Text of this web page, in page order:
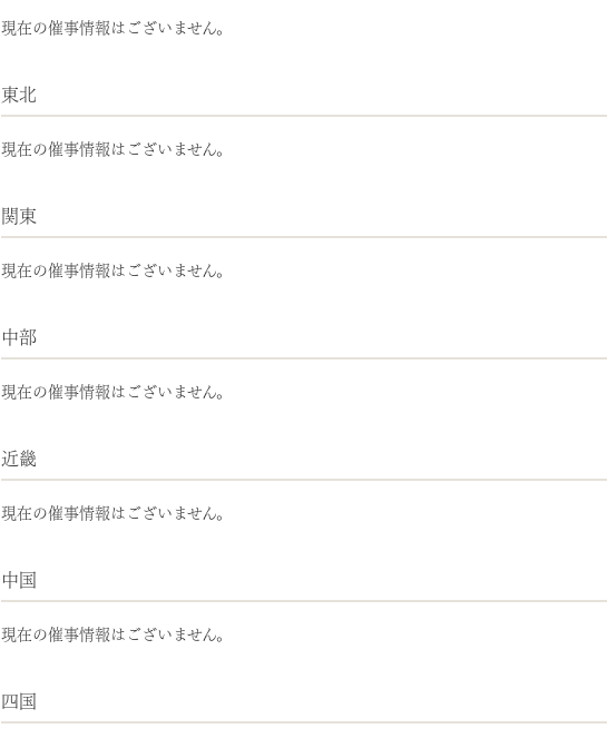
現在の催事情報はございません。
東北
現在の催事情報はございません。
関東
現在の催事情報はございません。
中部
現在の催事情報はございません。
近畿
現在の催事情報はございません。
中国
現在の催事情報はございません。
四国